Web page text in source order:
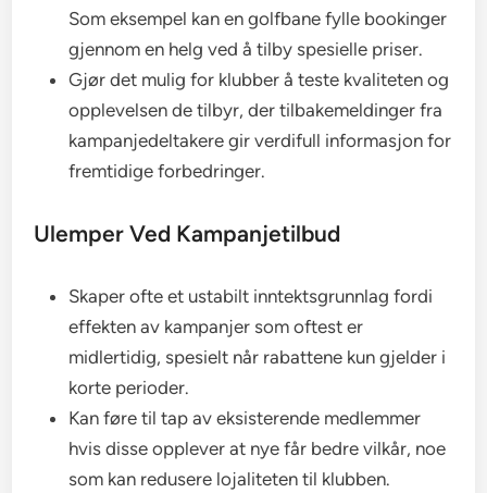
Som eksempel kan en golfbane fylle bookinger
gjennom en helg ved å tilby spesielle priser.
Gjør det mulig for klubber å teste kvaliteten og
opplevelsen de tilbyr, der tilbakemeldinger fra
kampanjedeltakere gir verdifull informasjon for
fremtidige forbedringer.
Ulemper Ved Kampanjetilbud
Skaper ofte et ustabilt inntektsgrunnlag fordi
effekten av kampanjer som oftest er
midlertidig, spesielt når rabattene kun gjelder i
korte perioder.
Kan føre til tap av eksisterende medlemmer
hvis disse opplever at nye får bedre vilkår, noe
som kan redusere lojaliteten til klubben.